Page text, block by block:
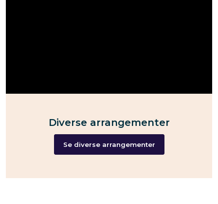
Diverse arrangementer
Se diverse arrangementer